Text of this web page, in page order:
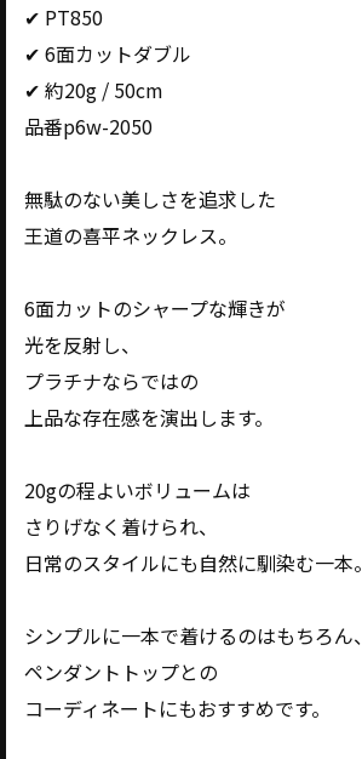
✔ PT850
✔ 6面カットダブル
✔ 約20g / 50cm
品番p6w-2050
無駄のない美しさを追求した
王道の喜平ネックレス。
6面カットのシャープな輝きが
光を反射し、
プラチナならではの
上品な存在感を演出します。
20gの程よいボリュームは
さりげなく着けられ、
日常のスタイルにも自然に馴染む一本。
シンプルに一本で着けるのはもちろん、
ペンダントトップとの
コーディネートにもおすすめです。